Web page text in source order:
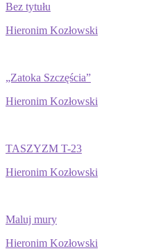
Bez tytułu
Hieronim Kozłowski
„Zatoka Szczęścia”
Hieronim Kozłowski
TASZYZM T-23
Hieronim Kozłowski
Maluj mury
Hieronim Kozłowski